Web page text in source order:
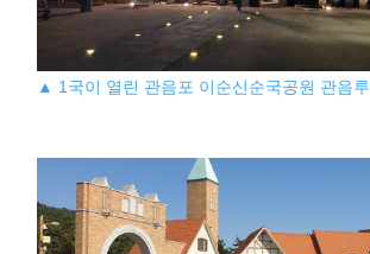
▲ 1국이 열린 관음포 이순신순국공원 관음루.